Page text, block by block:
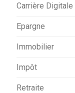
Carrière
Epargne
Immobilier
Impôt
Retraite